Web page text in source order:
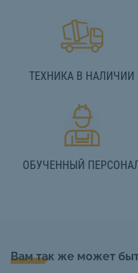
ТЕХНИКА В НАЛИЧИИ
ОБУЧЕННЫЙ
Вам так же может